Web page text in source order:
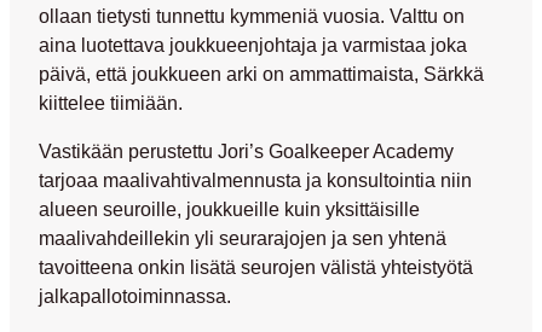
ollaan tietysti tunnettu kymmeniä vuosia. Valttu on
aina luotettava joukkueenjohtaja ja varmistaa joka
päivä, että joukkueen arki on ammattimaista, Särkkä
kiittelee tiimiään.
Vastikään perustettu Jori’s Goalkeeper Academy
tarjoaa maalivahtivalmennusta ja konsultointia niin
alueen seuroille, joukkueille kuin yksittäisille
maalivahdeillekin yli seurarajojen ja sen yhtenä
tavoitteena onkin lisätä seurojen välistä yhteistyötä
jalkapallotoiminnassa.